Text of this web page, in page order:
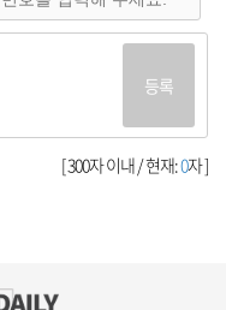
등록
[ 300자 이내 / 현재:0자 ]